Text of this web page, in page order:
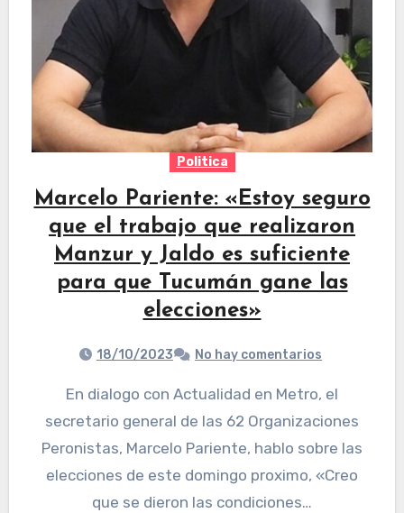
Politica
Marcelo Pariente: «Estoy seguro
que el trabajo que realizaron
Manzur y Jaldo es suficiente
para que Tucumán gane las
elecciones»
18/10/2023 No hay comentarios
En dialogo con Actualidad en Metro, el
secretario general de las 62 Organizaciones
Peronistas, Marcelo Pariente, hablo sobre las
elecciones de este domingo proximo, «Creo
que se dieron las condiciones…